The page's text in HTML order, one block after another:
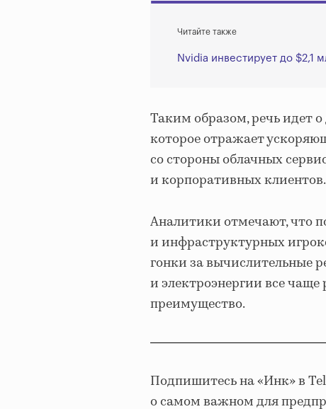
Читайте также
Nvidia инвестирует до $2,1
Таким образом, речь идет
которое отражает
со стороны облачных
и корпоративных клиентов.
Аналитики отмечают, что
и инфраструктурных
гонки за вычислительные
и электроэнергии все чаще
преимущество.
Подпишитесь на «Инк» в
о самом важном для